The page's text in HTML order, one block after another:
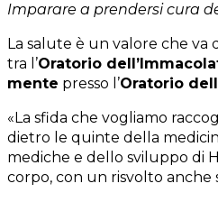
Imparare a prendersi cura
La salute è un valore che
tra l’Oratorio
mente presso l’Oratorio
«La sfida che vogliamo
dietro le quinte della
mediche e dello sviluppo di
corpo, con un risvolto anche